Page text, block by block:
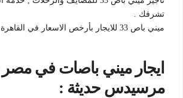
تشرفك .
ميني باص 33 للايجار بأرخص الاسعار في القاهرة مصر .
ايجار ميني باصات في
مرسيدس حديثة :